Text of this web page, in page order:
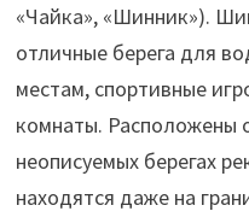
«Чайка», «Шинник»).
отличные берега для
местам, спортивные
комнаты. Расположены
неописуемых берегах
находятся даже на